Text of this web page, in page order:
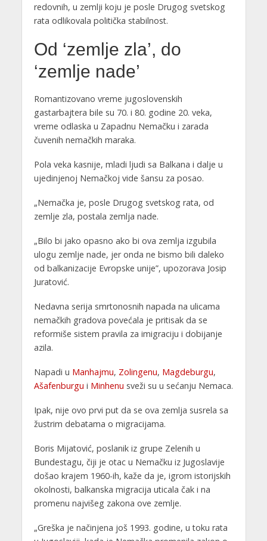
redovnih, u zemlji koju je posle Drugog svetskog
rata odlikovala politička stabilnost.
Od ‘zemlje zla’, do
‘zemlje nade’
Romantizovano vreme jugoslovenskih
gastarbajtera bile su 70. i 80. godine 20. veka,
vreme odlaska u Zapadnu Nemačku i zarada
čuvenih nemačkih maraka.
Pola veka kasnije, mladi ljudi sa Balkana i dalje u
ujedinjenoj Nemačkoj vide šansu za posao.
„Nemačka je, posle Drugog svetskog rata, od
zemlje zla, postala zemlja nade.
„Bilo bi jako opasno ako bi ova zemlja izgubila
ulogu zemlje nade, jer onda ne bismo bili daleko
od balkanizacije Evropske unije”, upozorava Josip
Juratović.
Nedavna serija smrtonosnih napada na ulicama
nemačkih gradova povećala je pritisak da se
reformiše sistem pravila za imigraciju i dobijanje
azila.
Napadi u Manhajmu, Zolingenu, Magdeburgu,
Ašafenburgu i Minhenu sveži su u sećanju Nemaca.
Ipak, nije ovo prvi put da se ova zemlja susrela sa
žustrim debatama o migracijama.
Boris Mijatović, poslanik iz grupe Zelenih u
Bundestagu, čiji je otac u Nemačku iz Jugoslavije
došao krajem 1960-ih, kaže da je, igrom istorijskih
okolnosti, balkanska migracija uticala čak i na
promenu najvišeg zakona ove zemlje.
„Greška je načinjena još 1993. godine, u toku rata